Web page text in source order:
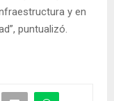
y en
puntualizó.